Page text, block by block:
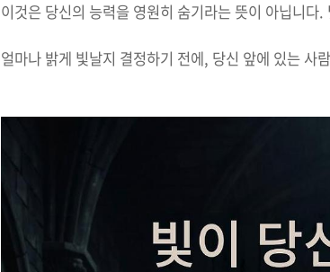
이것은 당신의 능력을 영원히 숨기라는 뜻이 아닙니
얼마나 밝게 빛날지 결정하기 전에, 당신 앞에 있는 사